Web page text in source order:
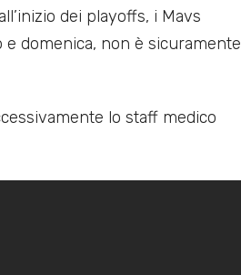
dei playoffs, i Mavs
domenica, non è sicuramente
lo staff medico